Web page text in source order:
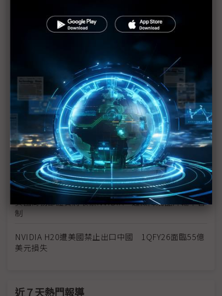
繼NVIDIA、超微後 傳英特爾AI晶片出口中國須取得
評析：川普「髮夾彎」—高明的變臉或引爆信任危
降規AI晶片禁輸中國 美系半導體大廠利弊難衡
美方再禁NVIDIA H20輸中 伺服器鏈頭痛難估影響
NVIDIA H20出貨突喊卡 未先告知中國客戶引譁然
美國商務部證實將收緊NVIDIA、超微降規晶片輸中管
制
NVIDIA H20遭美國禁止出口中國 1QFY26面臨55億
美元損失
近７天熱門報導